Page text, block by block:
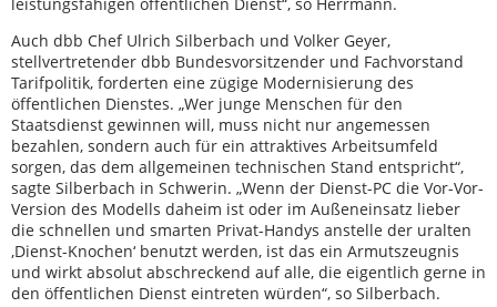
Auch dbb Chef Ulrich Silberbach und Volker Geyer,
stellvertretender dbb Bundesvorsitzender und Fachvorstand
Tarifpolitik, forderten eine zügige Modernisierung des
öffentlichen Dienstes. „Wer junge Menschen für den
Staatsdienst gewinnen will, muss nicht nur angemessen
bezahlen, sondern auch für ein attraktives Arbeitsumfeld
sorgen, das dem allgemeinen technischen Stand entspricht“,
sagte Silberbach in Schwerin. „Wenn der Dienst-PC die Vor-Vor-
Version des Modells daheim ist oder im Außeneinsatz lieber
die schnellen und smarten Privat-Handys anstelle der uralten
‚Dienst-Knochen‘ benutzt werden, ist das ein Armutszeugnis
und wirkt absolut abschreckend auf alle, die eigentlich gerne in
den öffentlichen Dienst eintreten würden“, so Silberbach.